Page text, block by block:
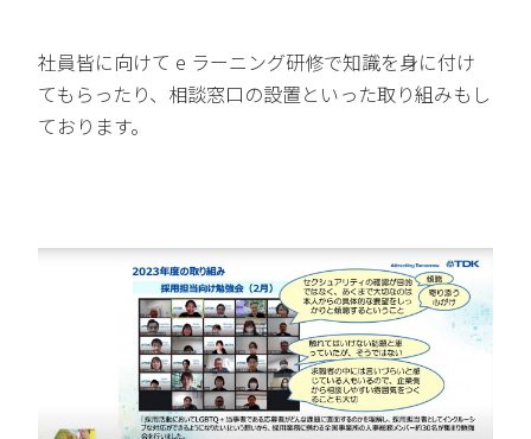
社員皆に向けて e ラーニング研修で知識を身に付け
てもらったり、相談窓口の設置といった取り組みもし
ております。